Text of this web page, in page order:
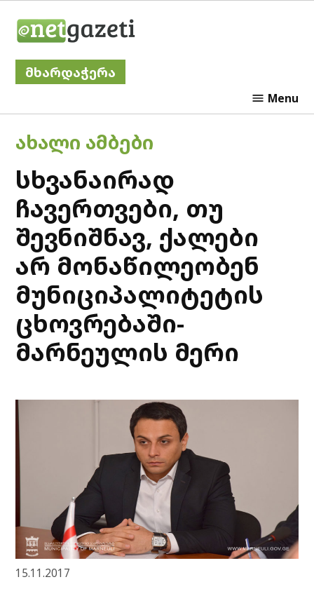
მხარდაჭერა
Menu
POSTED
IN
ᲐᲮᲐᲚᲘ ᲐᲛᲑᲔᲑᲘ
სხვანაირად
ჩავერთვები, თუ
შევნიშნავ, ქალები
არ მონაწილეობენ
მუნიციპალიტეტის
ცხოვრებაში-
მარნეულის მერი
15.11.2017